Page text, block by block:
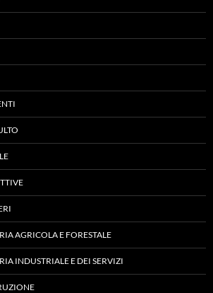
AGRICOLA E FORESTALE
INDUSTRIALE E DEI SERVIZI